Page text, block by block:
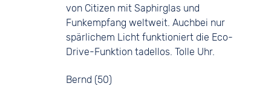
von Citizen mit Saphirglas und
Funkempfang weltweit. Auchbei nur
spärlichem Licht funktioniert die Eco-
Drive-Funktion tadellos. Tolle Uhr.
Bernd (50)